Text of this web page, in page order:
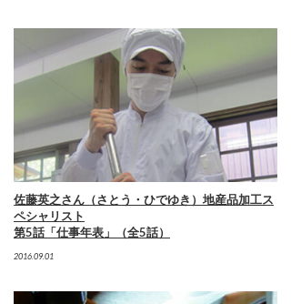
佐藤英之さん（さとう・ひでゆき）地産品加工ス
ペシャリスト
第5話「仕事年表」（全5話）
2016.09.01